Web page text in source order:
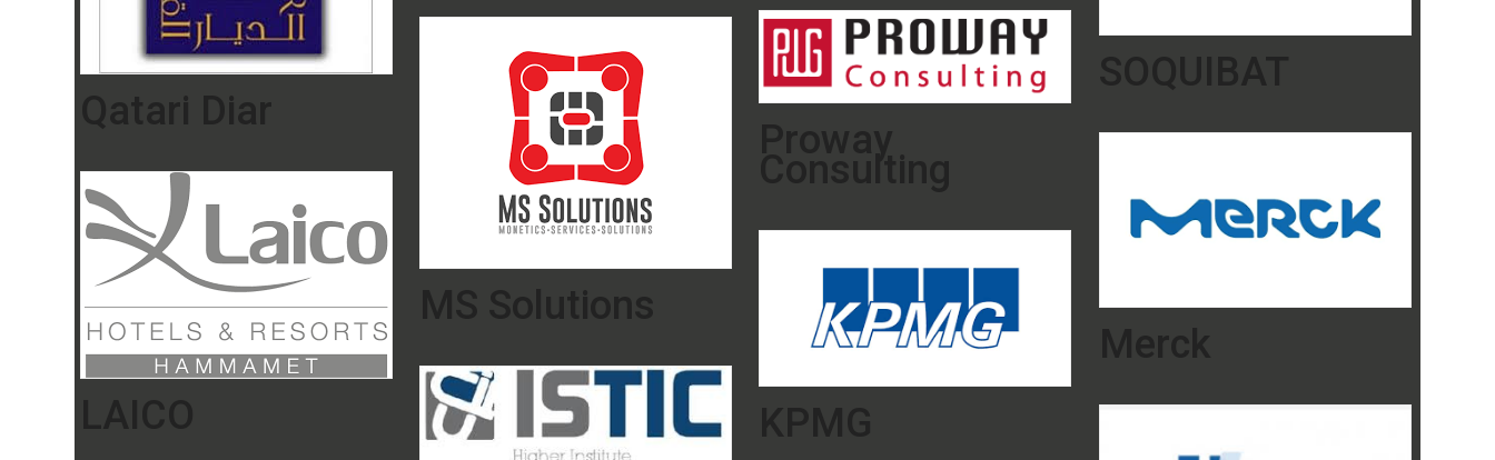
SOQUIBAT
Qatari Diar
Proway
Consulting
MS Solutions
Merck
LAICO
KPMG